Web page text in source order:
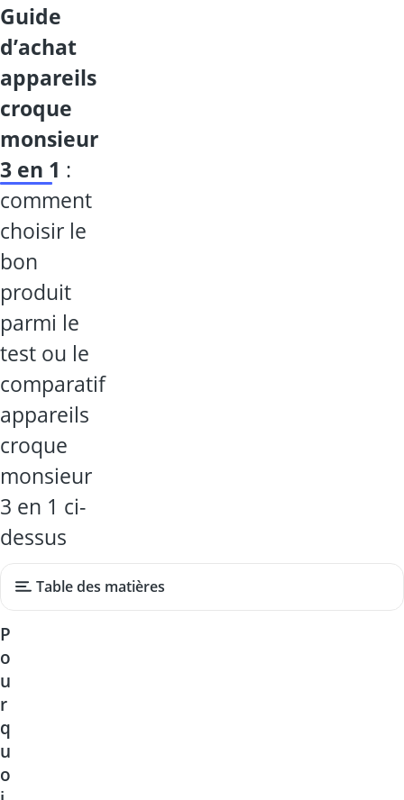
guide
d’achat
appareils
croque
monsieur
3 en 1 :
comment
choisir le
bon
produit
parmi le
test ou le
comparatif
appareils
croque
monsieur
3 en 1 ci-
dessus
Table des matières
P
o
u
r
q
u
o